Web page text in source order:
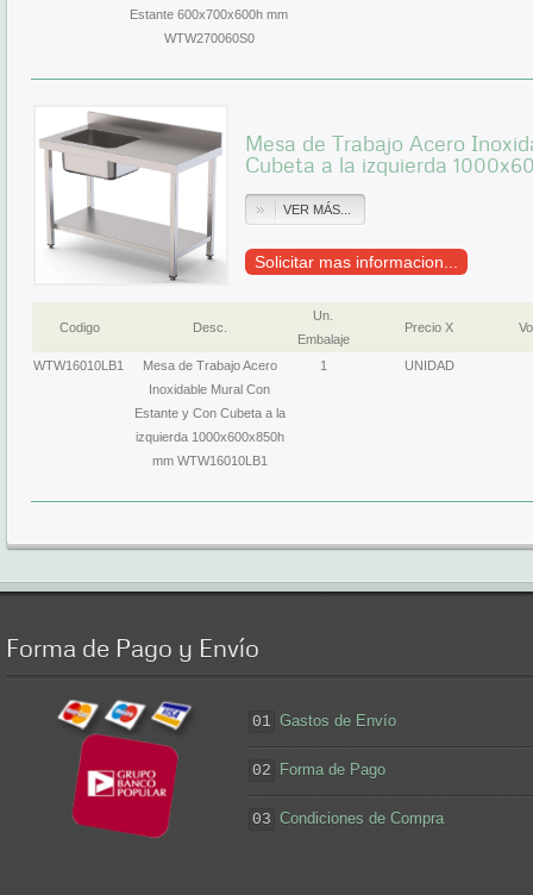
Estante 600x700x600h mm
WTW270060S0
Mesa de Trabajo Acero
Cubeta a la izquierda
VER MÁS...
Solicitar mas informacion...
Codigo Desc.
Un.
Embalaje
Precio X
WTW16010LB1
Mesa de Trabajo Acero
Inoxidable Mural Con
Estante y Con Cubeta a la
izquierda 1000x600x850h
mm WTW16010LB1
1 UNIDAD
Forma de Pago y Envío
01 Gastos de Envío
02 Forma de Pago
03 Condiciones de Compra